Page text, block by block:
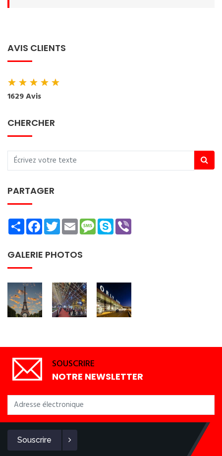
AVIS CLIENTS
★★★★★
1629 Avis
CHERCHER
PARTAGER
ShareFacebookTwitterEmailMessage
Skype
GALERIE PHOTOS
SOUSCRIRE
NOTRE NEWSLETTER
Souscrire